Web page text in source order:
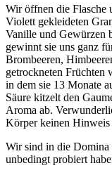
Wir öffnen die Flasche
Violett gekleideten
Vanille und Gewürzen
gewinnt sie uns ganz
Brombeeren,
getrockneten Früchten
in dem sie 13 Monate
Säure kitzelt den
Aroma ab.
Körper keinen Hinweis
Wir sind in die
unbedingt probiert